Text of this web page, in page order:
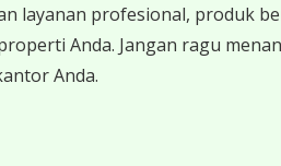
layanan profesional, produk
Anda. Jangan ragu
Anda.